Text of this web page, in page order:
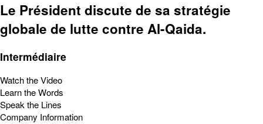
Le Président discute de sa stratégie
globale de lutte contre Al-Qaida.
Intermédiaire
Watch the Video
Learn the Words
Speak the Lines
Company Information